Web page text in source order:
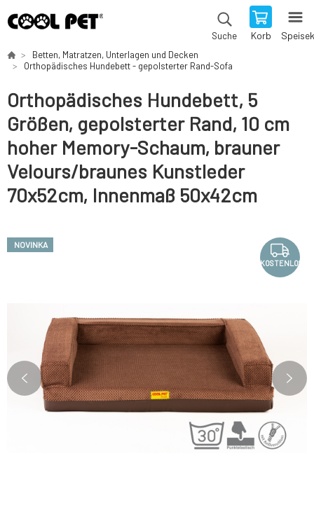
Suche Korb
Betten, Matratzen, Unterlagen und Decken
Orthopädisches Hundebett - gepolsterter Rand-Sofa
Orthopädisches Hundebett, 5
Größen, gepolsterter Rand, 10 cm
hoher Memory-Schaum, brauner
Velours/braunes Kunstleder
70x52cm, Innenmaß 50x42cm
NOVINKA
KOSTENLOS